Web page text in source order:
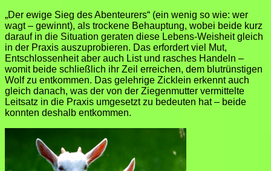
„Der ewige Sieg des Abenteurers“ (ein wenig so wie: wer
wagt – gewinnt), als trockene Behauptung, wobei beide kurz
darauf in die Situation geraten diese Lebens-Weisheit gleich
in der Praxis auszuprobieren. Das erfordert viel Mut,
Entschlossenheit aber auch List und rasches Handeln –
womit beide schließlich ihr Zeil erreichen, dem blutrünstigen
Wolf zu entkommen. Das gelehrige Zicklein erkennt auch
gleich danach, was der von der Ziegenmutter vermittelte
Leitsatz in die Praxis umgesetzt zu bedeuten hat – beide
konnten deshalb entkommen.